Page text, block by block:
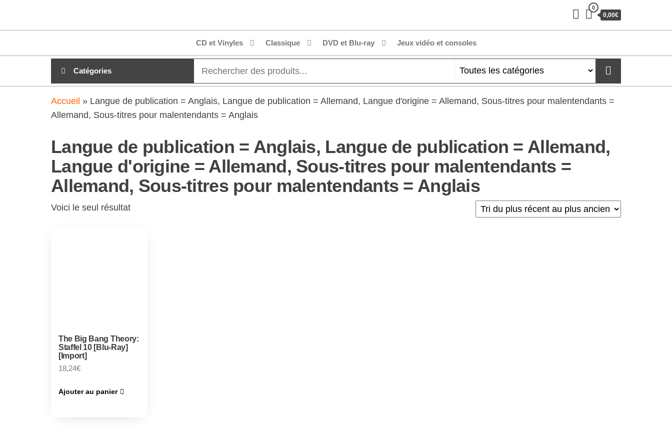
clubdial.fr
0
0,00€
CD et Vinyles Classique DVD et Blu-ray Jeux vidéo et consoles
Catégories
Accueil » Langue de publication = Anglais, Langue de publication = Allemand, Langue d'origine = Allemand, Sous-titres pour malentendants =
Allemand, Sous-titres pour malentendants = Anglais
Langue de publication = Anglais, Langue de publication = Allemand,
Langue d'origine = Allemand, Sous-titres pour malentendants =
Allemand, Sous-titres pour malentendants = Anglais
Voici le seul résultat
The Big Bang Theory:
Staffel 10 [Blu-Ray]
[Import]
18,24€
Ajouter au panier